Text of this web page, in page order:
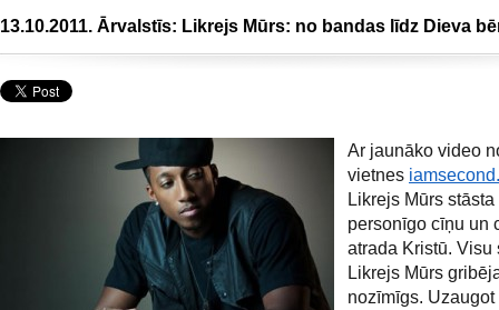
13.10.2011. Ārvalstīs: Likrejs Mūrs: no bandas līdz Dieva
Ar jaunāko video
vietnes
Likrejs Mūrs stāsta
personīgo cīņu un
atrada Kristū. Visu
Likrejs Mūrs
nozīmīgs.